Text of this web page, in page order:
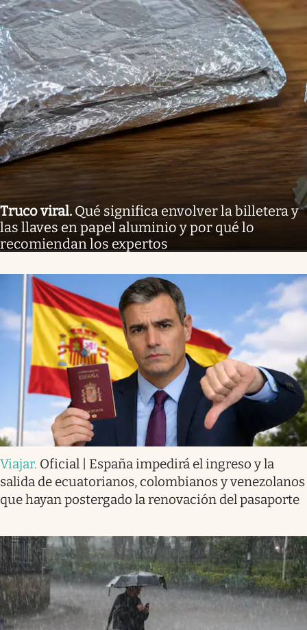
Truco viral. Qué significa envolver la billetera y
las llaves en papel aluminio y por qué lo
recomiendan los expertos
Viajar. Oficial | España impedirá el ingreso y la
salida de ecuatorianos, colombianos y venezolanos
que hayan postergado la renovación del pasaporte